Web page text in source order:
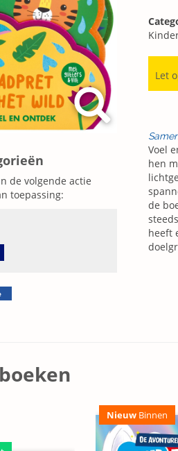
de volgende actie
toepassing:
Let
Voel
hen
de
heeft
Nieuw Binnen